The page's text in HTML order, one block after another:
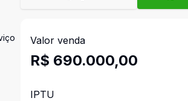
Valor venda
R$ 690.000,00
IPTU